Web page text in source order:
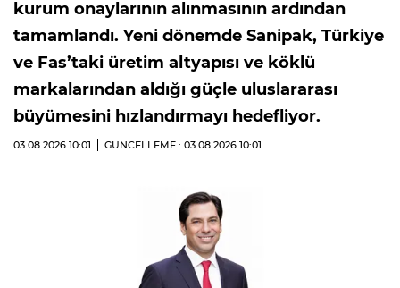
kurum onaylarının alınmasının ardından
tamamlandı. Yeni dönemde Sanipak, Türkiye
ve Fas’taki üretim altyapısı ve köklü
markalarından aldığı güçle uluslararası
büyümesini hızlandırmayı hedefliyor.
03.08.2026 10:01 GÜNCELLEME : 03.08.2026 10:01